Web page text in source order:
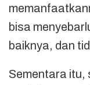
bisa
baiknya, dan
Sementara itu,